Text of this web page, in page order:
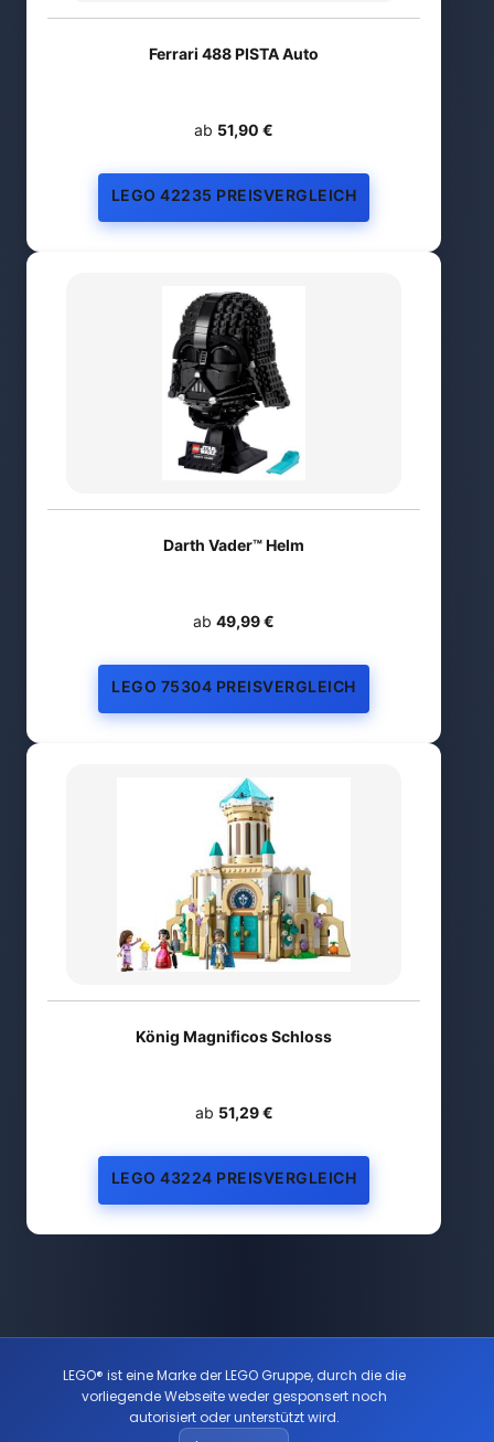
Ferrari 488 PISTA Auto
ab 51,90 €
LEGO 42235 PREISVERGLEICH
Darth Vader™ Helm
ab 49,99 €
LEGO 75304 PREISVERGLEICH
König Magnificos Schloss
ab 51,29 €
LEGO 43224 PREISVERGLEICH
LEGO® ist eine Marke der LEGO Gruppe, durch die die
vorliegende Webseite weder gesponsert noch
autorisiert oder unterstützt wird.